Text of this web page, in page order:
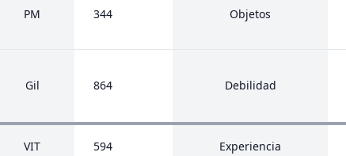
PM 344 Objetos
Gil 864 Debilidad
VIT 594 Experiencia